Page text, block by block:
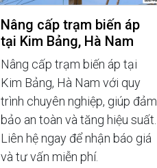
Nâng cấp trạm biến áp
tại Kim Bảng, Hà Nam
Nâng cấp trạm biến áp tại
Kim Bảng, Hà Nam với quy
trình chuyên nghiệp, giúp đảm
bảo an toàn và tăng hiệu suất.
Liên hệ ngay để nhận báo giá
và tư vấn miễn phí.